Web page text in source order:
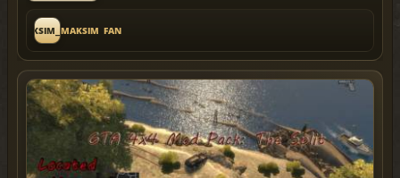
MAKSIM_FANMAKSIM_FAN